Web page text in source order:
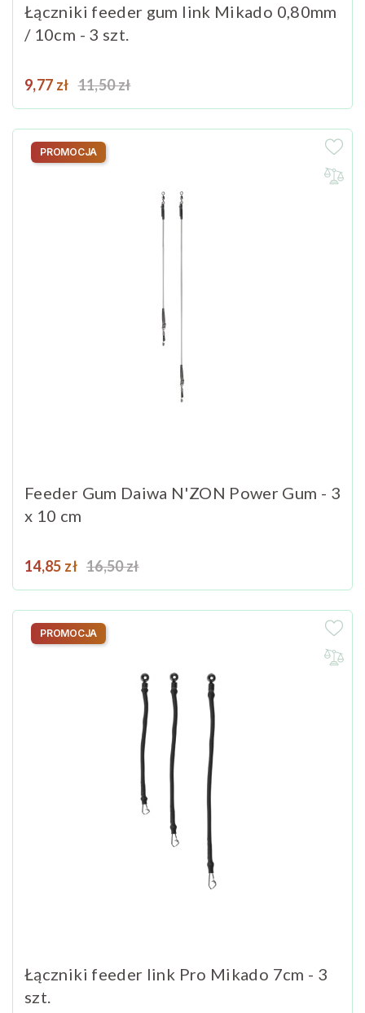
Łączniki feeder gum link Mikado 0,80mm
/ 10cm - 3 szt.
Cena
9,77 zł Cena podstawowa
11,50 zł
Feeder Gum Daiwa N'ZON Power Gum - 3
x 10 cm
Cena
14,85 zł Cena podstawowa
16,50 zł
PROMOCJA
Łączniki feeder link Pro Mikado 7cm - 3
szt.
PROMOCJA